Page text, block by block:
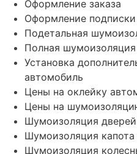
Оформление заказа
Оформление
Подетальная
Полная
Установка
автомобиль
Цены на оклейку
Цены на
Шумоизоляция
Шумоизоляция
Шумоизоляция